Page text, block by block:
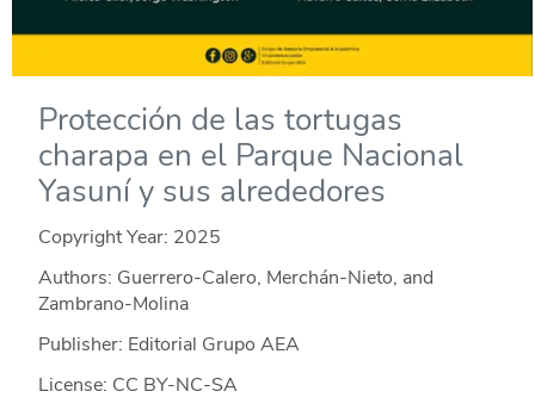
Protección de las tortugas
charapa en el Parque Nacional
Yasuní y sus alrededores
Copyright Year: 2025
Authors: Guerrero-Calero, Merchán-Nieto, and
Zambrano-Molina
Publisher: Editorial Grupo AEA
License: CC BY-NC-SA